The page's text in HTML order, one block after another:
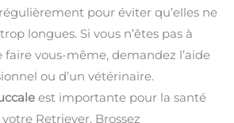
pour éviter qu’elles ne
longues. Si vous n’êtes pas à
faire vous-même, demandez l’aide
ou d’un vétérinaire.
est importante pour la santé
Retriever. Brossez